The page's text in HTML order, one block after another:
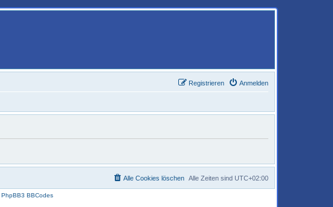
Anmelden
Registrieren
Alle Zeiten sind UTC+02:00
Alle Cookies löschen
PhpBB3 BBCodes